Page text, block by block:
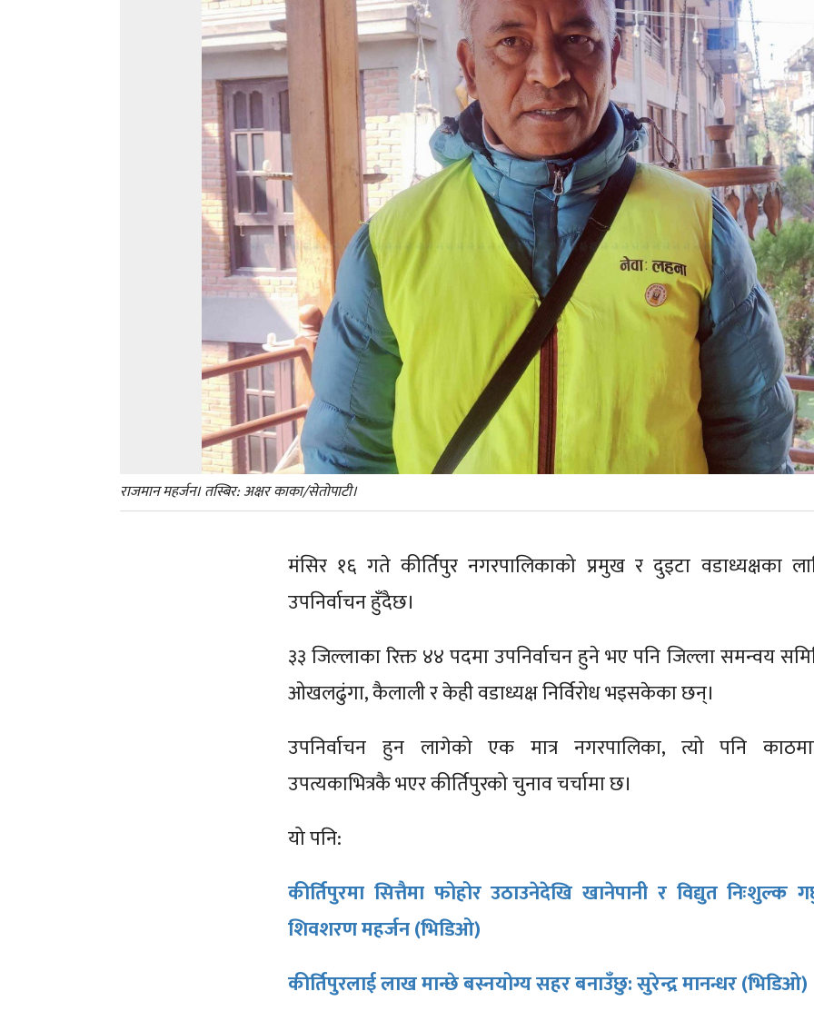
राजमान महर्जन। तस्बिर: अक्षर काका/सेतोपाटी।
मंसिर १६ गते कीर्तिपुर नगरपालिकाको प्रमुख र दुइटा वडाध्यक्षका
उपनिर्वाचन हुँदैछ।
३३ जिल्लाका रिक्त ४४ पदमा उपनिर्वाचन हुने भए पनि जिल्ला समन्वय
ओखलढुंगा, कैलाली र केही वडाध्यक्ष निर्विरोध भइसकेका छन्।
उपनिर्वाचन हुन लागेको एक मात्र नगरपालिका, त्यो पनि
उपत्यकाभित्रकै भएर कीर्तिपुरको चुनाव चर्चामा छ।
यो पनि:
कीर्तिपुरमा सित्तैमा फोहोर उठाउनेदेखि खानेपानी र विद्युत निःशुल्क
शिवशरण महर्जन (भिडिओ)
कीर्तिपुरलाई लाख मान्छे बस्नयोग्य सहर बनाउँछु: सुरेन्द्र मानन्धर (भिडिओ)